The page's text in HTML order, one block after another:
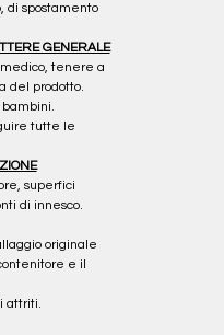
di spostamento
GENERALE
medico, tenere a
del prodotto.
bambini.
tutte le
superfici
di innesco.
originale
e il
attriti.